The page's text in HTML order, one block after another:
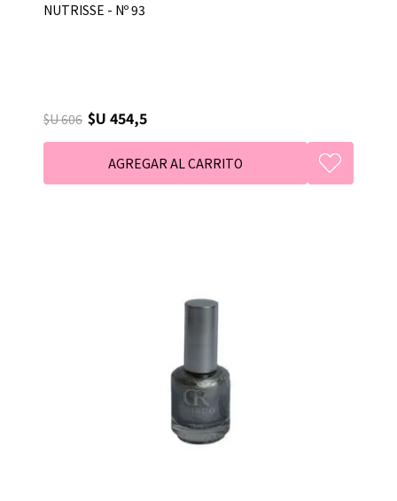
NUTRISSE - Nº 93
$U 606 $U 454,5